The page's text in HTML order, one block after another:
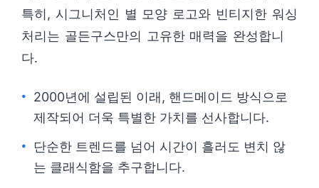
특히, 시그니처인 별 모양 로고와 빈티지한 워싱
처리는 골든구스만의 고유한 매력을 완성합니
다.
2000년에 설립된 이래, 핸드메이드 방식으로
제작되어 더욱 특별한 가치를 선사합니다.
단순한 트렌드를 넘어 시간이 흘러도 변치 않
는 클래식함을 추구합니다.